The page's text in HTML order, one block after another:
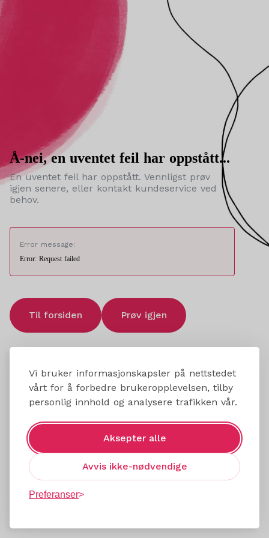
Vi bruker informasjonskapsler på nettstedet
vårt for å forbedre brukeropplevelsen, tilby
personlig innhold og analysere trafikken vår.
Aksepter alle
Avvis ikke-nødvendige
Preferanser
Å-nei, en uventet feil har oppstått...
En uventet feil har oppstått. Vennligst prøv
igjen senere, eller kontakt kundeservice ved
behov.
Error message:
Error: Request failed
Til forsiden Prøv igjen